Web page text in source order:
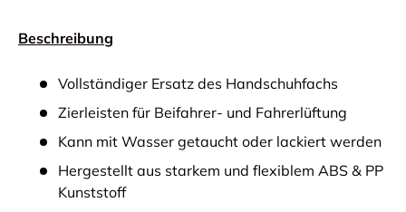
Beschreibung
Vollständiger Ersatz des Handschuhfachs
Zierleisten für Beifahrer- und Fahrerlüftung
Kann mit Wasser getaucht oder lackiert werden
Hergestellt aus starkem und flexiblem ABS & PP
Kunststoff